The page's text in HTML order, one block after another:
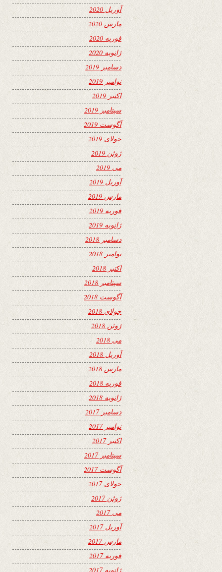
آوریل 2020
مارس 2020
فوریه 2020
ژانویه 2020
دسامبر 2019
نوامبر 2019
اکتبر 2019
سپتامبر 2019
آگوست 2019
جولای 2019
ژوئن 2019
می 2019
آوریل 2019
مارس 2019
فوریه 2019
ژانویه 2019
دسامبر 2018
نوامبر 2018
اکتبر 2018
سپتامبر 2018
آگوست 2018
جولای 2018
ژوئن 2018
می 2018
آوریل 2018
مارس 2018
فوریه 2018
ژانویه 2018
دسامبر 2017
نوامبر 2017
اکتبر 2017
سپتامبر 2017
آگوست 2017
جولای 2017
ژوئن 2017
می 2017
آوریل 2017
مارس 2017
فوریه 2017
ژانویه 2017